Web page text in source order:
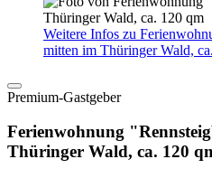
Weitere Infos zu
mitten im Thüringer Wald,
Premium-Gastgeber
Ferienwohnung
Thüringer Wald, ca. 120